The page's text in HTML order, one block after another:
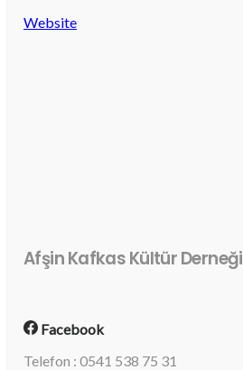
Website
Afşin Kafkas Kültür Derneği
Facebook
Telefon : 0541 538 75 31